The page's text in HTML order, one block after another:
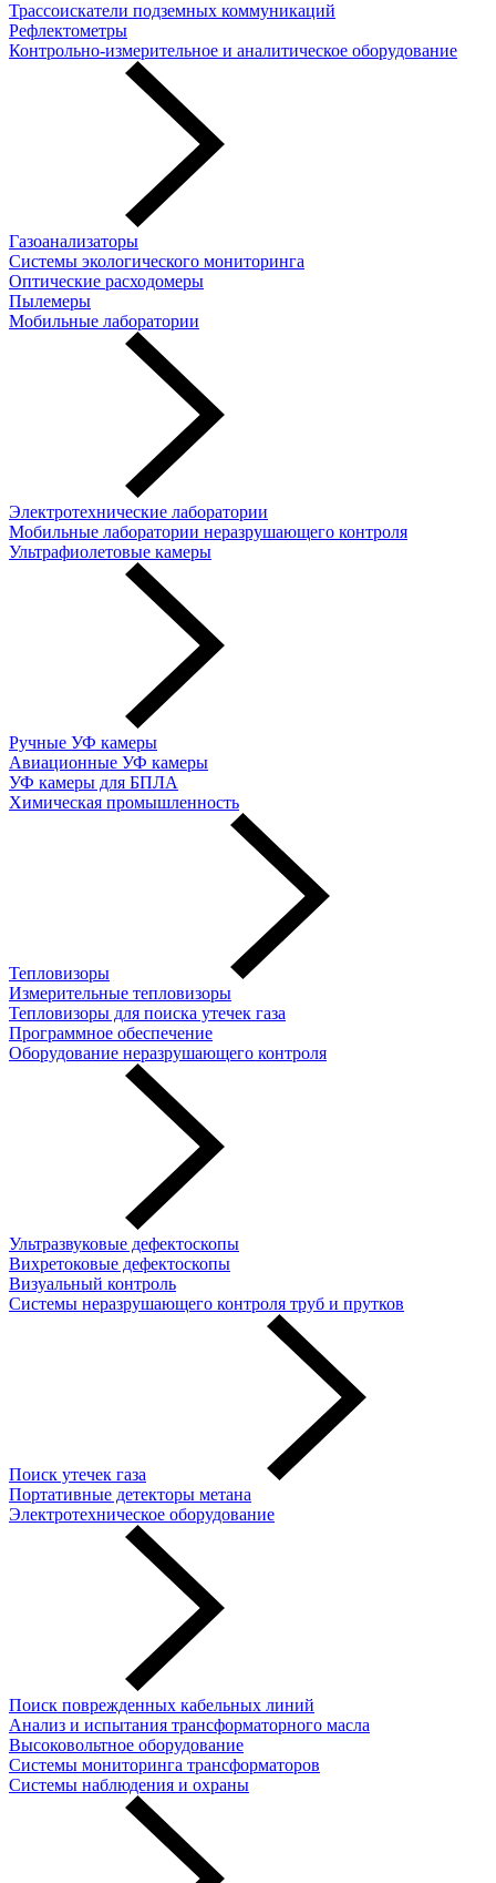
Трассоискатели подземных коммуникаций
Рефлектометры
Контрольно-измерительное и аналитическое оборудование
Газоанализаторы
Системы экологического мониторинга
Оптические расходомеры
Пылемеры
Мобильные лаборатории
Электротехнические лаборатории
Мобильные лаборатории неразрушающего контроля
Ультрафиолетовые камеры
Ручные УФ камеры
Авиационные УФ камеры
УФ камеры для БПЛА
Химическая промышленность
Тепловизоры
Измерительные тепловизоры
Тепловизоры для поиска утечек газа
Программное обеспечение
Оборудование неразрушающего контроля
Ультразвуковые дефектоскопы
Вихретоковые дефектоскопы
Визуальный контроль
Системы неразрушающего контроля труб и прутков
Поиск утечек газа
Портативные детекторы метана
Электротехническое оборудование
Поиск поврежденных кабельных линий
Анализ и испытания трансформаторного масла
Высоковольтное оборудование
Системы мониторинга трансформаторов
Системы наблюдения и охраны